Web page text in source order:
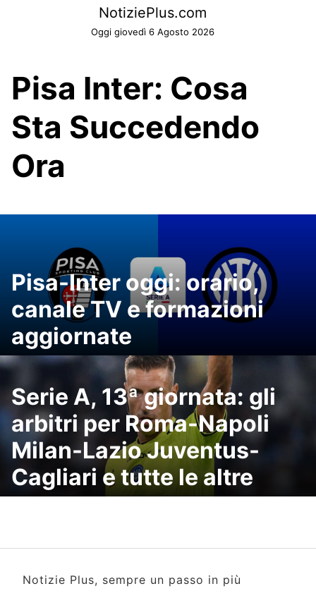
NotiziePlus.com
Oggi giovedì 6 Agosto 2026
Pisa Inter: Cosa
Sta Succedendo
Ora
Pisa-Inter oggi: orario,
canale TV e formazioni
aggiornate
Serie A, 13ª giornata: gli
arbitri per Roma-Napoli
Milan-Lazio Juventus-
Cagliari e tutte le altre
Notizie Plus, sempre un passo in più